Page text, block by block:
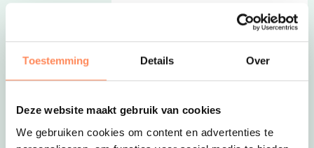
Toestemming Details Over
Deze website maakt gebruik van cookies
We gebruiken cookies om content en advertenties te
het Veluwemeer; perfecte spot voor
Camping de Haeghehorst
familiecamping & bungalowpark met
zwembaden
Reserveer